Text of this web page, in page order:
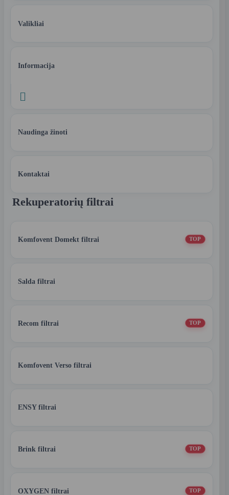
Valikliai
Informacija

Naudinga žinoti
Kontaktai
Rekuperatorių filtrai
Komfovent Domekt filtrai TOP
Salda filtrai
Recom filtrai TOP
Komfovent Verso filtrai
ENSY filtrai
Brink filtrai TOP
OXYGEN filtrai TOP